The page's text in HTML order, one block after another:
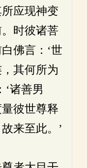
应现神变
时彼诸菩
佛言：‘世
其何所为
‘诸善男
彼世尊释
来至此。’